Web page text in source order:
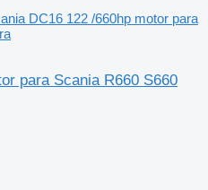
DC16 122 /660hp motor para
para Scania R660 S660